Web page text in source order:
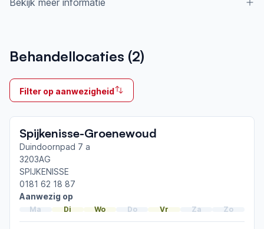
Bekijk meer informatie
2018
Ik behandel
Op locatie & Thuis
netwerk
Zuid-Hollandse Eilanden
Afgeronde ParkinsonNet-scholingen
ParkinsonNet congres 2026
ParkinsonNet congres 2023
ParkinsonNet congres 2021
Behandellocaties (2)
Filter op aanwezigheid
Spijkenisse-Groenewoud
Duindoornpad 7 a
3203AG
SPIJKENISSE
0181 62 18 87
Aanwezig op
Ma Di Wo Do Vr Za Zo